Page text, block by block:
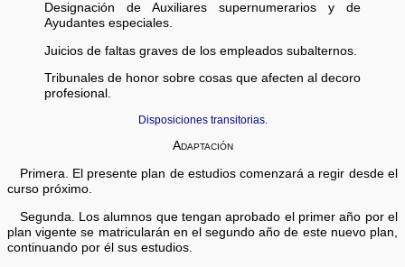
Designación de Auxiliares supernumerarios y de
Ayudantes especiales.
Juicios de faltas graves de los empleados subalternos.
Tribunales de honor sobre cosas que afecten al decoro
profesional.
Disposiciones transitorias.
Adaptación
Primera. El presente plan de estudios comenzará a regir desde el
curso próximo.
Segunda. Los alumnos que tengan aprobado el primer año por el
plan vigente se matricularán en el segundo año de este nuevo plan,
continuando por él sus estudios.